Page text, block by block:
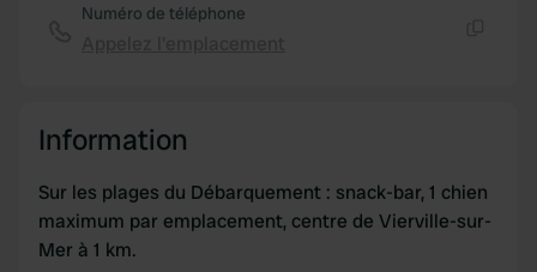
of their services.
Numéro de téléphone
Information
Sur les plages du Débarquement : snack-bar, 1 chien
maximum par emplacement, centre de Vierville-sur-
Mer à 1 km.